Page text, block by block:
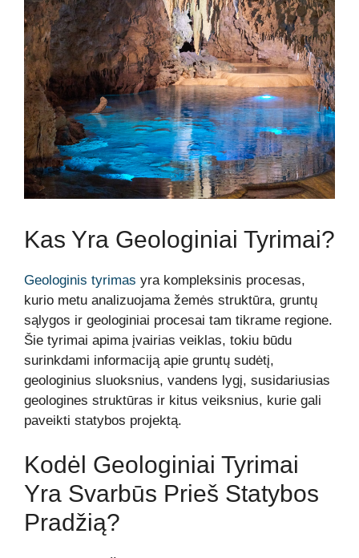
Kas Yra Geologiniai Tyrimai?
Geologinis tyrimas yra kompleksinis procesas,
kurio metu analizuojama žemės struktūra, gruntų
sąlygos ir geologiniai procesai tam tikrame regione.
Šie tyrimai apima įvairias veiklas, tokiu būdu
surinkdami informaciją apie gruntų sudėtį,
geologinius sluoksnius, vandens lygį, susidariusias
geologines struktūras ir kitus veiksnius, kurie gali
paveikti statybos projektą.
Kodėl Geologiniai Tyrimai
Yra Svarbūs Prieš Statybos
Pradžią?